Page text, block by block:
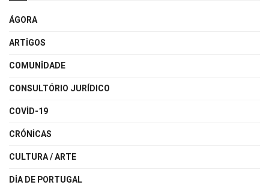
ÁGORA
ARTIGOS
COMUNIDADE
CONSULTÓRIO JURÍDICO
COVID-19
CRÓNICAS
CULTURA / ARTE
DIA DE PORTUGAL